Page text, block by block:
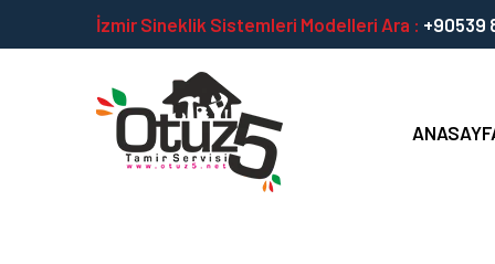
İzmir Sineklik Sistemleri Modelleri Ara : +90539